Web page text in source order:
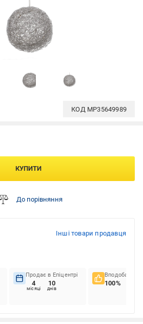
КОД MP35649989
КУПИТИ
До порівняння
Інші товари продавця
Продає в Епіцентрі
4
місяці
10
днів
Вподобання
100%